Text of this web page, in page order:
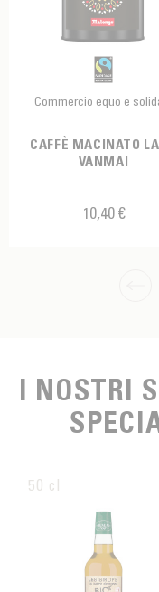
Commercio equo e
CAFFÈ MACINATO
VANMAI
10,40 €
I NOSTRI
50 cl